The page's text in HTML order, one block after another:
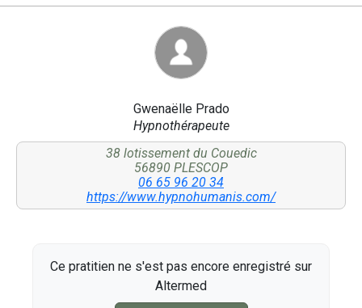
Gwenaëlle Prado
Hypnothérapeute
38 lotissement du Couedic
56890 PLESCOP
06 65 96 20 34
https://www.hypnohumanis.com/
Ce pratitien ne s'est pas encore enregistré sur
Altermed